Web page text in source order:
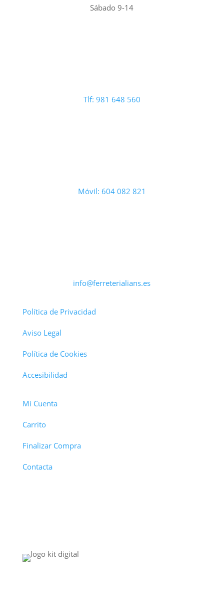
Sábado 9-14
Tlf: 981 648 560
Móvil: 604 082 821
info@ferreterialians.es
Política de Privacidad
Aviso Legal
Política de Cookies
Accesibilidad
Mi Cuenta
Carrito
Finalizar Compra
Contacta